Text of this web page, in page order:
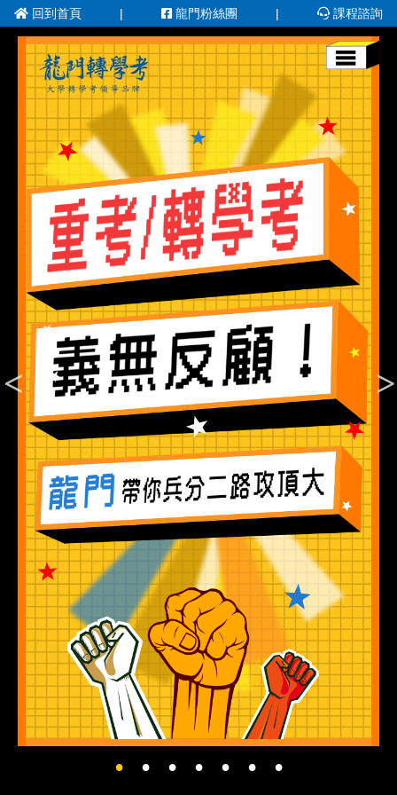
回到首頁 | 龍門粉絲團 | 課程諮詢